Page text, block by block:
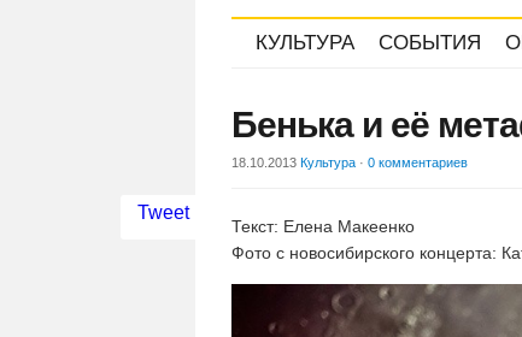
КУЛЬТУРА СОБЫТИЯ
Бенька и её
18.10.2013 Культура · 0 комментариев
Текст: Елена Макеенко
Фото с новосибирского концерта:
Tweet